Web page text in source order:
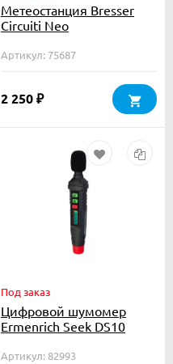
Метеостанция Bresser
Circuiti Neo
Артикул: 75687
2 250 ₽
Под заказ
Цифровой шумомер
Ermenrich Seek DS10
Артикул: 82993